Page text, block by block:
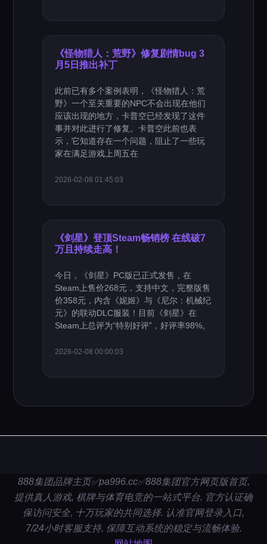
《怪物猎人：荒野》修复剧情bug 3
月5日推出补丁
此前已有多个案例表明，《怪物猎人：荒
野》一个至关重要的NPC不会出现在他们
应该出现的地方，卡普空已经发现了这件
事并对此进行了修复。卡普空此前也表
示，它知道存在一个问题，阻止了一些玩
家在满足游戏上周五在
2026-02-08 01:45:03
《剑星》登顶Steam畅销榜 在线破7
万且持续走高！
今日，《剑星》PC版已正式发售，在
Steam上售价268元，支持中文，完整版售
价358元，内含《妮姬》与《尼尔：机械纪
元》的联动DLC服装！目前《剑星》在
Steam上总评为“特别好评”，好评率98%。
2026-02-08 00:00:03
888集团品牌主页✅pa996.cc✅888集团官方网页版首页,
提供真人游戏, 棋牌与体育电竞的一站式平台. 官方认证确
保访问安全, 十万玩家的共同选择. 认准官网登录入口,
7/24小时客服支持, 保障互动系统的稳定与流畅体验.